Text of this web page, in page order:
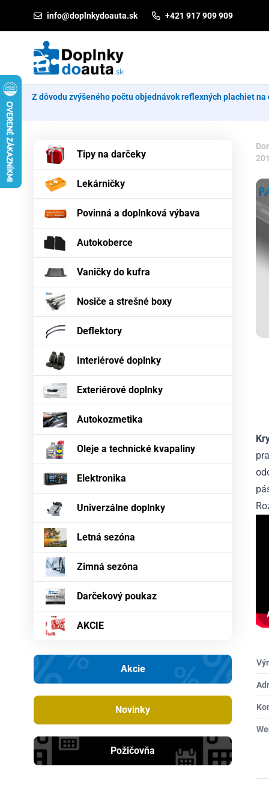
info@doplnkydoauta.sk +421 917 909 909
Z dôvodu zvýšeného počtu objednávok reflexných plachiet
Tipy na darčeky
Lekárničky
Povinná a doplnková výbava
Autokoberce
Vaničky do kufra
Nosiče a strešné boxy
Deflektory
Interiérové doplnky
Exteriérové doplnky
Autokozmetika
Oleje a technické kvapaliny
Elektronika
Univerzálne doplnky
Letná sezóna
Zimná sezóna
Darčekový poukaz
AKCIE
Akcie
Novinky
Požičovňa